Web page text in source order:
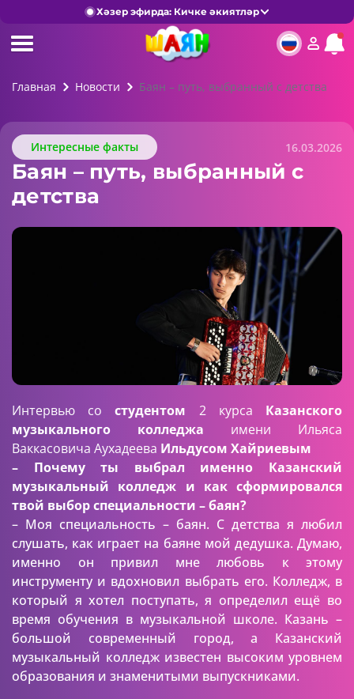
Хәзер эфирда: Кичке әкиятләр
Главная Новости Баян – путь, выбранный с детства
Интересные факты 16.03.2026
Баян – путь, выбранный с
детства
Интервью со студентом 2 курса Казанского
музыкального колледжа имени Ильяса
Ваккасовича Аухадеева Ильдусом Хайриевым
– Почему ты выбрал именно Казанский
музыкальный колледж и как сформировался
твой выбор специальности – баян?
– Моя специальность – баян. С детства я любил
слушать, как играет на баяне мой дедушка. Думаю,
именно он привил мне любовь к этому
инструменту и вдохновил выбрать его. Колледж, в
который я хотел поступать, я определил ещё во
время обучения в музыкальной школе. Казань –
большой современный город, а Казанский
музыкальный колледж известен высоким уровнем
образования и знаменитыми выпускниками.